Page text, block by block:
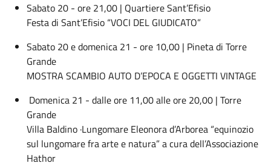
Sabato 20 - ore 21,00 | Quartiere Sant’Efisio
Festa di Sant’Efisio “VOCI DEL GIUDICATO”
Sabato 20 e domenica 21 - ore 10,00 | Pineta di Torre
Grande
MOSTRA SCAMBIO AUTO D’EPOCA E OGGETTI VINTAGE
Domenica 21 - dalle ore 11,00 alle ore 20,00 | Torre
Grande
Villa Baldino ·Lungomare Eleonora d’Arborea “equinozio
sul lungomare fra arte e natura” a cura dell’Associazione
Hathor